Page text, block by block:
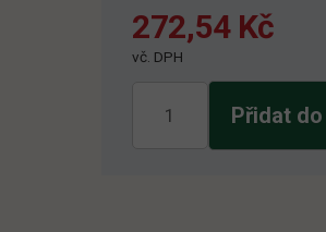
272,54 Kč
vč. DPH
Jemně
Přidat